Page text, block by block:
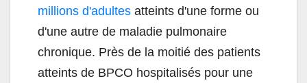
millions d'adultes atteints d'une forme ou
d'une autre de maladie pulmonaire
chronique. Près de la moitié des patients
atteints de BPCO hospitalisés pour une